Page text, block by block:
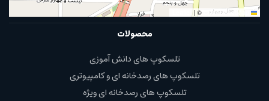
| © OpenStreetMap
محصولات
تلسکوپ های دانش آموزی
تلسکوپ های رصدخانه ای و کامپیوتری
تلسکوپ های رصدخانه ای ویژه